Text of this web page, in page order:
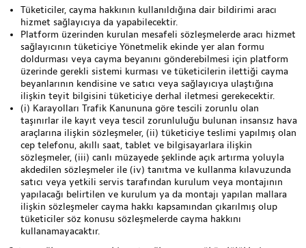
Tüketiciler, cayma hakkının kullanıldığına dair bildirimi aracı
hizmet sağlayıcıya da yapabilecektir.
Platform üzerinden kurulan mesafeli sözleşmelerde aracı hizmet
sağlayıcının tüketiciye Yönetmelik ekinde yer alan formu
doldurması veya cayma beyanını gönderebilmesi için platform
üzerinde gerekli sistemi kurması ve tüketicilerin ilettiği cayma
beyanlarının kendisine ve satıcı veya sağlayıcıya ulaştığına
ilişkin teyit bilgisini tüketiciye derhal iletmesi gerekecektir.
(i) Karayolları Trafik Kanununa göre tescili zorunlu olan
taşınırlar ile kayıt veya tescil zorunluluğu bulunan insansız hava
araçlarına ilişkin sözleşmeler, (ii) tüketiciye teslimi yapılmış olan
cep telefonu, akıllı saat, tablet ve bilgisayarlara ilişkin
sözleşmeler, (iii) canlı müzayede şeklinde açık artırma yoluyla
akdedilen sözleşmeler ile (iv) tanıtma ve kullanma kılavuzunda
satıcı veya yetkili servis tarafından kurulum veya montajının
yapılacağı belirtilen ve kurulum ya da montajı yapılan mallara
ilişkin sözleşmeler cayma hakkı kapsamından çıkarılmış olup
tüketiciler söz konusu sözleşmelerde cayma hakkını
kullanamayacaktır.